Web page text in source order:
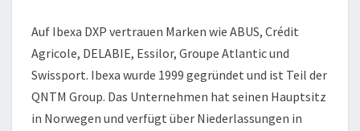
Auf Ibexa DXP vertrauen Marken wie ABUS, Crédit
Agricole, DELABIE, Essilor, Groupe Atlantic und
Swissport. Ibexa wurde 1999 gegründet und ist Teil der
QNTM Group. Das Unternehmen hat seinen Hauptsitz
in Norwegen und verfügt über Niederlassungen in